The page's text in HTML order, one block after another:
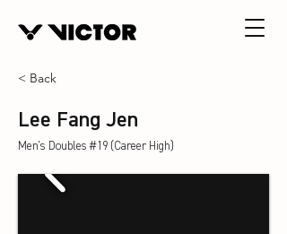
< Back
Lee Fang Jen
Men's Doubles #19 (Career High)